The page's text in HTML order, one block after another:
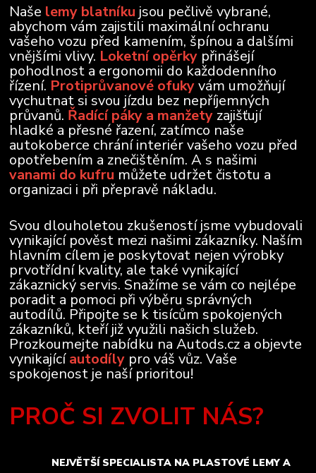
Naše lemy blatníku jsou pečlivě vybrané,
abychom vám zajistili maximální ochranu
vašeho vozu před kamením, špínou a dalšími
vnějšími vlivy. Loketní opěrky přinášejí
pohodlnost a ergonomii do každodenního
řízení. Protiprůvanové ofukyvám umožňují
vychutnat si svou jízdu bez nepříjemných
průvanů. Řadící páky a manžety zajišťují
hladké a přesné řazení, zatímco naše
autokoberce chrání interiér vašeho vozu před
opotřebením a znečištěním. A s našimi
vanami do kufru můžete udržet čistotu a
organizaci i při přepravě nákladu.
Svou dlouholetou zkušeností jsme vybudovali
vynikající pověst mezi našimi zákazníky. Naším
hlavním cílem je poskytovat nejen výrobky
prvotřídní kvality, ale také vynikající
zákaznický servis. Snažíme se vám co nejlépe
poradit a pomoci při výběru správných
autodílů. Připojte se k tisícům spokojených
zákazníků, kteří již využili našich služeb.
Prozkoumejte nabídku na Autods.cz a objevte
vynikajícíautodíly pro váš vůz. Vaše
spokojenost je naší prioritou!
PROČ SI ZVOLIT NÁS?
NEJVĚTŠÍ SPECIALISTA NA PLASTOVÉ LEMY A